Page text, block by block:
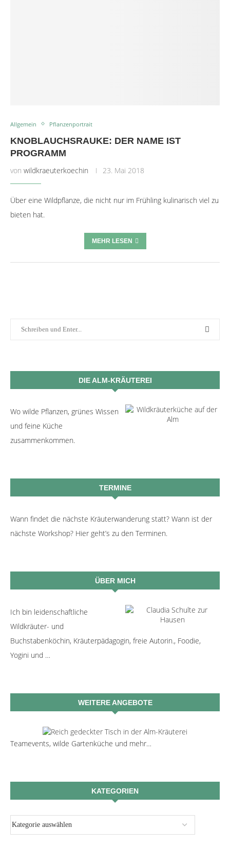
Allgemein Pflanzenportrait
KNOBLAUCHSRAUKE: DER NAME IST
PROGRAMM
von wildkraeuterkoechin 23. Mai 2018
Über eine Wildpflanze, die nicht nur im Frühling kulinarisch viel zu
bieten hat.
MEHR LESEN
DIE ALM-KRÄUTEREI
Wo wilde Pflanzen, grünes Wissen
und feine Küche
zusammenkommen.
TERMINE
Wann findet die nächste Kräuterwanderung statt? Wann ist der
nächste Workshop? Hier geht’s zu den Terminen.
ÜBER MICH
Ich bin leidenschaftliche
Wildkräuter- und
Buchstabenköchin, Kräuterpädagogin, freie Autorin., Foodie,
Yogini und …
WEITERE ANGEBOTE
Teamevents, wilde Gartenküche und mehr…
KATEGORIEN